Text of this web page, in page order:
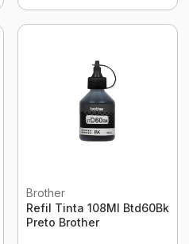
Brother
Refil Tinta 108Ml Btd60Bk
Preto Brother